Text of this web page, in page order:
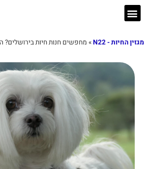
מגזין החיות - N22 » מחפשים חנות חיות בירושלים?